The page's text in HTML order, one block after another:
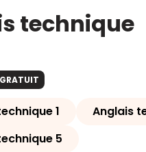
technique
GRATUIT
1 Anglais
5